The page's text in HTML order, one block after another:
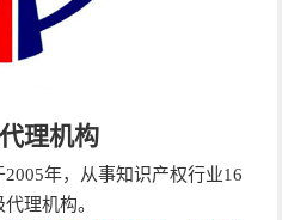
理机构
年，从事知识产权行业16
理机构。